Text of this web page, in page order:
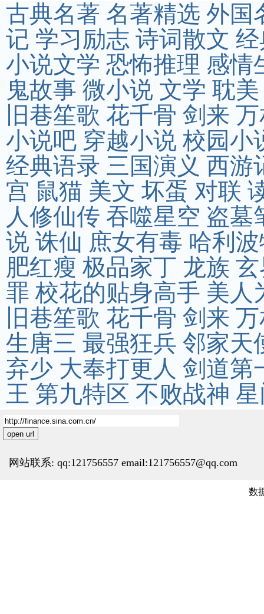
古典名著 名著精选 外国
记 学习励志 诗词散文
小说文学 恐怖推理 感情
鬼故事 微小说 文学 耽美
旧巷笙歌 花千骨 剑来
小说吧 穿越小说 校园小
经典语录 三国演义 西游
宫 鼠猫 美文 坏蛋 对联
人修仙传 吞噬星空 盗墓
说 诛仙 庶女有毒 哈利
肥红瘦 极品家丁 龙族
罪 校花的贴身高手 美人
旧巷笙歌 花千骨 剑来
生唐三 最强狂兵 邻家天
弃少 大奉打更人 剑道第
王 第九特区 不败战神
open url
网站联系: qq:121756557 email:121756557@qq.com